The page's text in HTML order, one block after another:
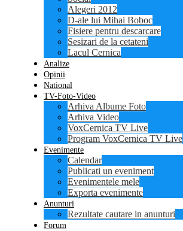
Alegeri 2012
D-ale lui Mihai Boboc
Fisiere pentru descarcare
Sesizari de la cetateni
Lacul Cernica
Analize
Opinii
National
TV-Foto-Video
Arhiva Albume Foto
Arhiva Video
VoxCernica TV Live
Program VoxCernica TV Live
Evenimente
Calendar
Publicati un eveniment
Evenimentele mele
Exporta evenimente
Anunturi
Rezultate cautare in anunturi
Forum